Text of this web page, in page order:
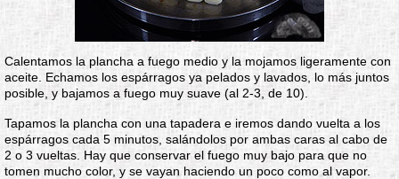
Calentamos la plancha a fuego medio y la mojamos ligeramente con
aceite. Echamos los espárragos ya pelados y lavados, lo más juntos
posible, y bajamos a fuego muy suave (al 2-3, de 10).
Tapamos la plancha con una tapadera e iremos dando vuelta a los
espárragos cada 5 minutos, salándolos por ambas caras al cabo de
2 o 3 vueltas. Hay que conservar el fuego muy bajo para que no
tomen mucho color, y se vayan haciendo un poco como al vapor.